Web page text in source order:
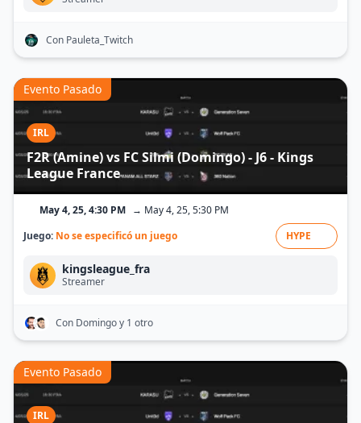
Con Pauleta_Twitch
IRL
F2R (Amine) vs FC Silmi (Domingo) - J6 - Kings
League France
Evento Pasado
May 4, 25, 4:30 PM → May 4, 25, 5:30 PM
Juego: No se especificó un juego HYPE
kingsleague_fra
Streamer
Con Domingoy 1 otro
IRL
Evento Pasado